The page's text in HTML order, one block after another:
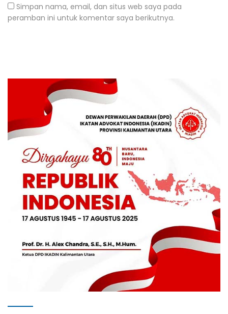
Simpan nama, email, dan situs web saya pada
peramban ini untuk komentar saya berikutnya.